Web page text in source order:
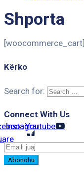
Shporta
[woocommerce_cart]
Kërko
Search for:
Connect With Us
Instagram
Youtube